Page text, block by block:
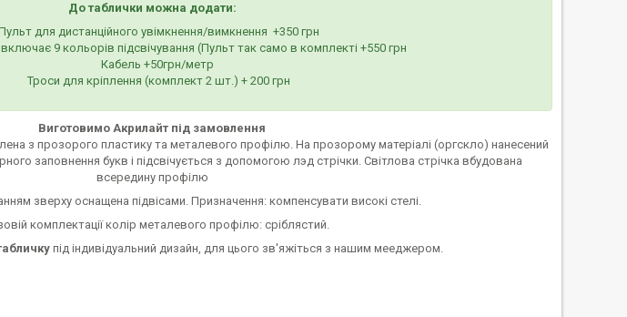
До таблички можна додати:
для дистанційного увімкнення/вимкнення +350 грн
включає 9 кольорів підсвічування (Пульт так само в комплекті +550 грн
Кабель +50грн/метр
Троси для кріплення (комплект 2 шт.) + 200 грн
Виготовимо Акрилайт під замовлення
з прозорого пластику та металевого профілю. На прозорому матеріалі (оргскло) нанесений
заповнення букв і підсвічується з допомогою лэд стрічки. Світлова стрічка вбудована
всередину профілю
зверху оснащена підвісами. Призначення: компенсувати високі стелі.
комплектації колір металевого профілю: сріблястий.
під індивідуальний дизайн, для цього зв'яжіться з нашим мееджером.